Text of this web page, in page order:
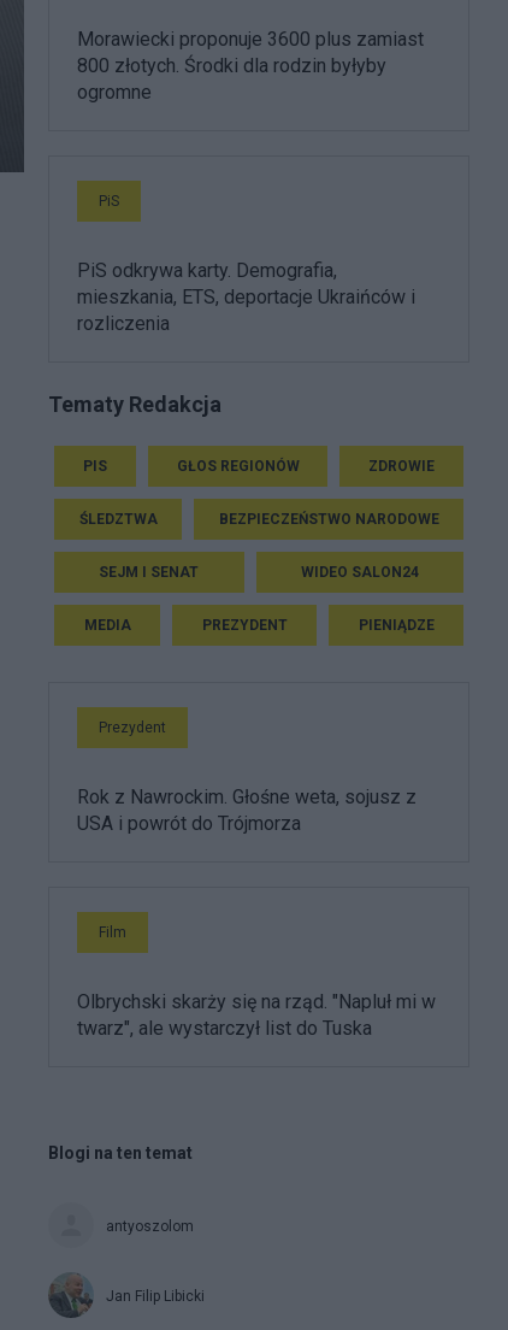
Morawiecki proponuje 3600 plus zamiast
800 złotych. Środki dla rodzin byłyby
ogromne
PiS
PiS odkrywa karty. Demografia,
mieszkania, ETS, deportacje Ukraińców i
rozliczenia
Tematy Redakcja
PIS GŁOS REGIONÓW ZDROWIE
ŚLEDZTWA BEZPIECZEŃSTWO NARODOWE
SEJM I SENAT WIDEO SALON24
MEDIA PREZYDENT PIENIĄDZE
Prezydent
Rok z Nawrockim. Głośne weta, sojusz z
USA i powrót do Trójmorza
Film
Olbrychski skarży się na rząd. "Napluł mi w
twarz", ale wystarczył list do Tuska
Blogi na ten temat
antyoszolom
Jan Filip Libicki